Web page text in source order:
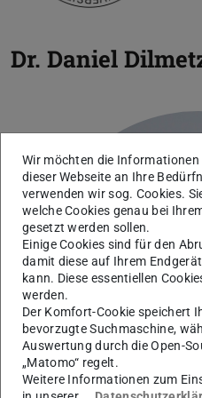
Dr. Daniel
Wir möchten die
dieser Webseite an Ihre
verwenden wir sog. Cookies.
welche Cookies genau bei
gesetzt werden sollen.
Einige Cookies sind für den
damit diese auf Ihrem
kann. Diese essentiellen
werden.
Der Komfort-Cookie speichert
bevorzugte Suchmaschine,
Auswertung durch die Open-
„Matomo“ regelt.
Weitere Informationen zum